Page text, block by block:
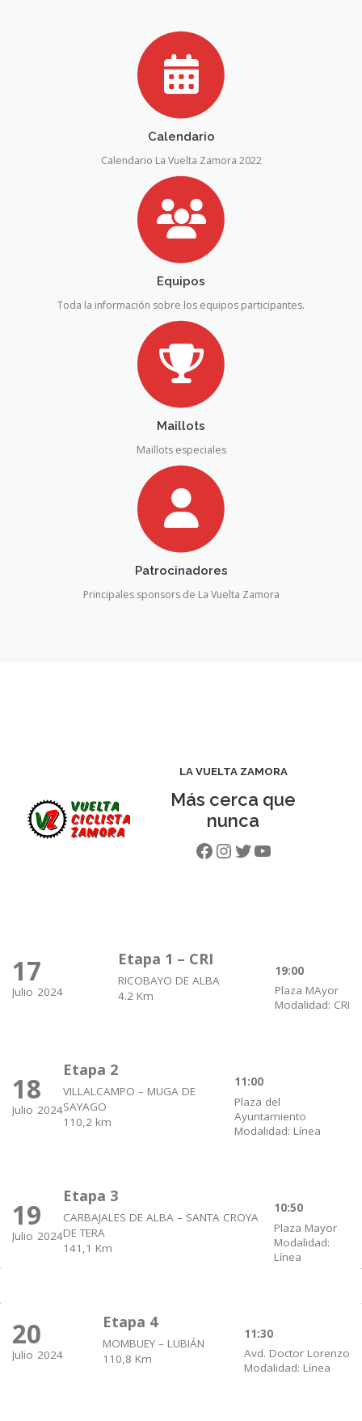
Calendario
Calendario La Vuelta Zamora 2022
Equipos
Toda la información sobre los equipos participantes.
Maillots
Maillots especiales
Patrocinadores
Principales sponsors de La Vuelta Zamora
LA VUELTA ZAMORA
Más cerca que
nunca
Facebook InstagramTwitter YouTube
17
Julio 2024
Etapa 1 – CRI
RICOBAYO DE ALBA
4.2 Km
19:00
Plaza MAyor
Modalidad: CRI
18
Julio 2024
Etapa 2
VILLALCAMPO – MUGA DE
SAYAGO
110,2 km
11:00
Plaza del
Ayuntamiento
Modalidad: Línea
19
Julio 2024
Etapa 3
CARBAJALES DE ALBA – SANTA CROYA
DE TERA
141,1 Km
10:50
Plaza Mayor
Modalidad:
Línea
20
Julio 2024
Etapa 4
MOMBUEY – LUBIÁN
110,8 Km
11:30
Avd. Doctor Lorenzo
Modalidad: Línea